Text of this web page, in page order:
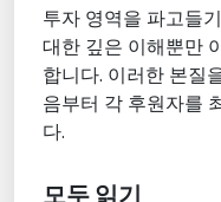
투자 영역을 파고들
대한 깊은 이해뿐만
합니다. 이러한 본질
음부터 각 후원자를
다.
모두 읽기